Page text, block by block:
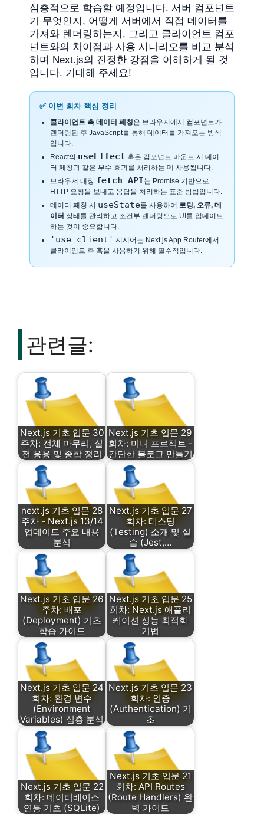
심층적으로 학습할 예정입니다. 서버 컴포넌트
가 무엇인지, 어떻게 서버에서 직접 데이터를
가져와 렌더링하는지, 그리고 클라이언트 컴포
넌트와의 차이점과 사용 시나리오를 비교 분석
하며 Next.js의 진정한 강점을 이해하게 될 것
입니다. 기대해 주세요!
✅ 이번 회차 핵심 정리
클라이언트 측 데이터 페칭은 브라우저에서 컴포넌트가
렌더링된 후 JavaScript를 통해 데이터를 가져오는 방식
입니다.
React의 useEffect 훅은 컴포넌트 마운트 시 데이
터 페칭과 같은 부수 효과를 처리하는 데 사용됩니다.
브라우저 내장 fetch API는 Promise 기반으로
HTTP 요청을 보내고 응답을 처리하는 표준 방법입니다.
데이터 페칭 시 useState를 사용하여 로딩, 오류, 데
이터 상태를 관리하고 조건부 렌더링으로 UI를 업데이트
하는 것이 중요합니다.
'use client' 지시어는 Next.js App Router에서
클라이언트 측 훅을 사용하기 위해 필수적입니다.
관련글:
Next.js 기초 입문 30
주차: 전체 마무리, 실
전 응용 및 종합 정리
Next.js 기초 입문 29
회차: 미니 프로젝트 -
간단한 블로그 만들기
next.js 기초 입문 28
주차 - Next.js 13/14
업데이트 주요 내용
분석
Next.js 기초 입문 27
회차: 테스팅
(Testing) 소개 및 실
습 (Jest,…
Next.js 기초 입문 26
주차: 배포
(Deployment) 기초
학습 가이드
Next.js 기초 입문 25
회차: Next.js 애플리
케이션 성능 최적화
기법
Next.js 기초 입문 24
회차: 환경 변수
(Environment
Variables) 심층 분석
Next.js 기초 입문 23
회차: 인증
(Authentication) 기
초
Next.js 기초 입문 22
회차: 데이터베이스
연동 기초 (SQLite)
Next.js 기초 입문 21
회차: API Routes
(Route Handlers) 완
벽 가이드